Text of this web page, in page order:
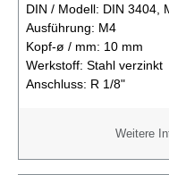
DIN / Modell: DIN 3404,
Ausführung: M4
Kopf-ø / mm: 10 mm
Werkstoff: Stahl verzinkt
Anschluss: R 1/8"
Weitere